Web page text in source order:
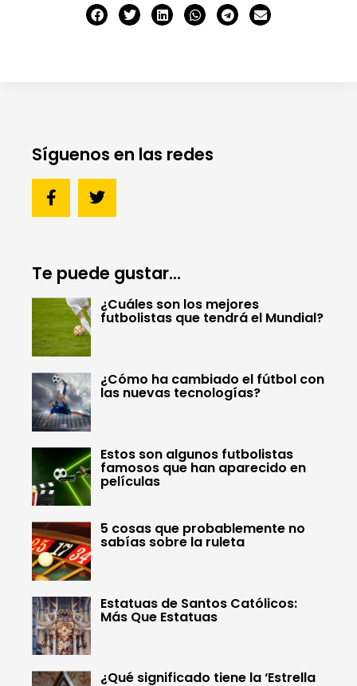
Síguenos en las redes
Te puede gustar...
¿Cuáles son los mejores
futbolistas que tendrá el Mundial?
¿Cómo ha cambiado el fútbol con
las nuevas tecnologías?
Estos son algunos futbolistas
famosos que han aparecido en
películas
5 cosas que probablemente no
sabías sobre la ruleta
Estatuas de Santos Católicos:
Más Que Estatuas
¿Qué significado tiene la ‘Estrella